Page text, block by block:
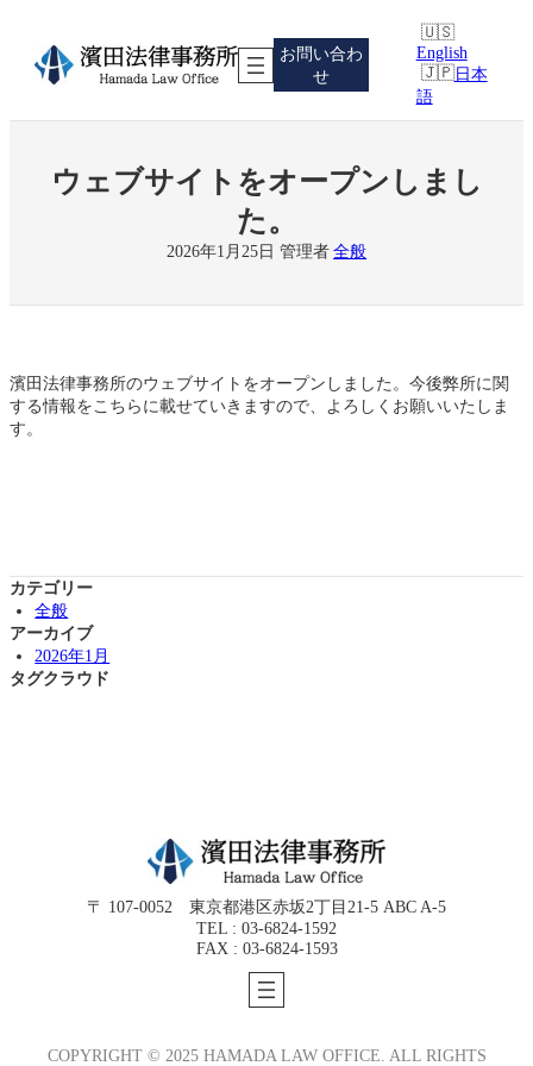
お問い合わ
せ
English
日本
語
ウェブサイトをオープンしまし
た。
2026年1月25日 管理者 全般
濱田法律事務所のウェブサイトをオープンしました。今後弊所に関
する情報をこちらに載せていきますので、よろしくお願いいたしま
す。
カテゴリー
全般
アーカイブ
2026年1月
タグクラウド
〒 107-0052 東京都港区赤坂2丁目21-5 ABC A-5
TEL : 03-6824-1592
FAX : 03-6824-1593
COPYRIGHT © 2025 HAMADA LAW OFFICE. ALL RIGHTS